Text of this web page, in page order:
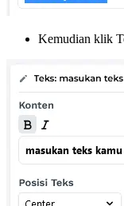
Kemudian klik